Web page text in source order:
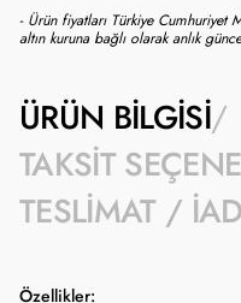
- Ürün fiyatları Türkiye Cumhuriyet
altın kuruna bağlı olarak anlık
ÜRÜN BILGISI
TAKSIT
TESLIMAT /
Özellikler: